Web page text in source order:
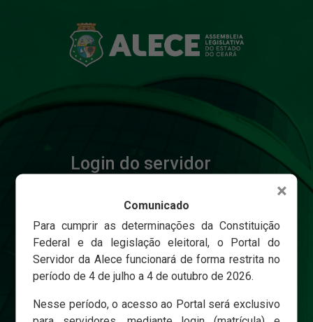
Login do servidor
Senha
×
Comunicado
Para cumprir as determinações da Constituição
Federal e da legislação eleitoral, o Portal do
Servidor da Alece funcionará de forma restrita no
período de 4 de julho a 4 de outubro de 2026.
Nesse período, o acesso ao Portal será exclusivo